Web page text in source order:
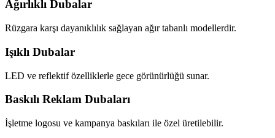
Ağırlıklı Dubalar
Rüzgara karşı dayanıklılık sağlayan ağır tabanlı modellerdir.
Işıklı Dubalar
LED ve reflektif özelliklerle gece görünürlüğü sunar.
Baskılı Reklam Dubaları
İşletme logosu ve kampanya baskıları ile özel üretilebilir.